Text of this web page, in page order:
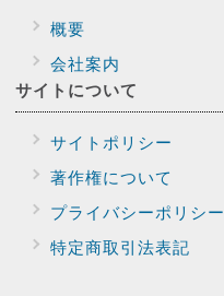
概要
会社案内
サイトについて
サイトポリシー
著作権について
プライバシーポリシー
特定商取引法表記